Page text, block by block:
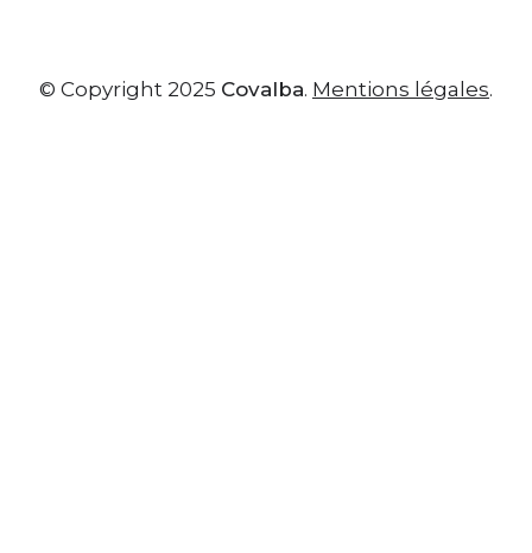
© Copyright 2025 Covalba. Mentions légales.